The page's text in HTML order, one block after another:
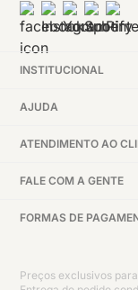
INSTITUCIONAL
AJUDA
ATENDIMENTO AO
FALE COM A GENTE
FORMAS DE
Preços exclusivos